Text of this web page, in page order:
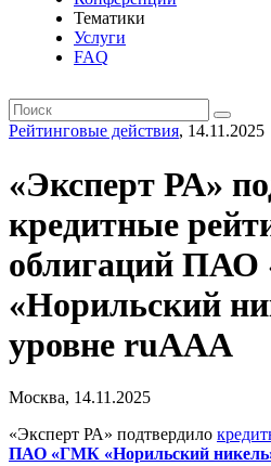
Тематики
Услуги
FAQ
Рейтинговые действия, 14.11.2025
«Эксперт РА»
кредитные
облигаций
«Норильский
уровне ruAAA
Москва, 14.11.2025
«Эксперт РА» подтвердило
ПАО «ГМК «Норильский